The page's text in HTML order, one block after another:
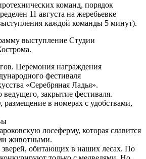
команд, порядок
11 августа на жеребьевке
каждой команды 5 минут).
выступление Студии
Церемония награждения
фестиваля
«Серебряная Ладья».
ведущего, закрытие фестиваля.
размещение в номерах с удобствами,
лосеферму, которая славится
животными.
обитающих в наших лесах. По